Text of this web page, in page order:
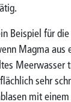
Beispiel für
Magma aus
Meerwasser
sehr
mit